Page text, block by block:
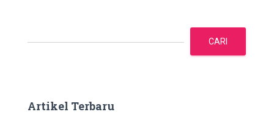
a
CARI
Artikel Terbaru